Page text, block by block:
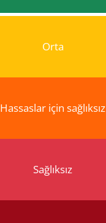
Orta
Hassaslar için sağlıksız
Sağlıksız